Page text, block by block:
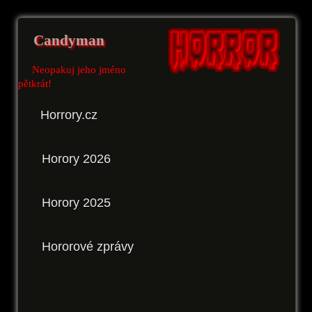
Candyman
Neopakuj jeho jméno
pětkrát!
Horrory.cz
Horory 2026
Horory 2025
Hororové zprávy